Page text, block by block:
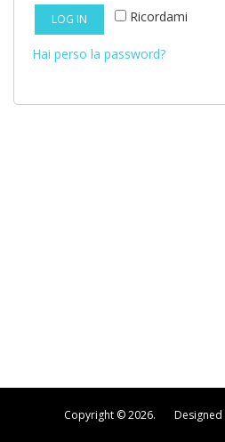
Ricordami
LOG IN
Hai perso la password?
Copyright © 2026. Designed